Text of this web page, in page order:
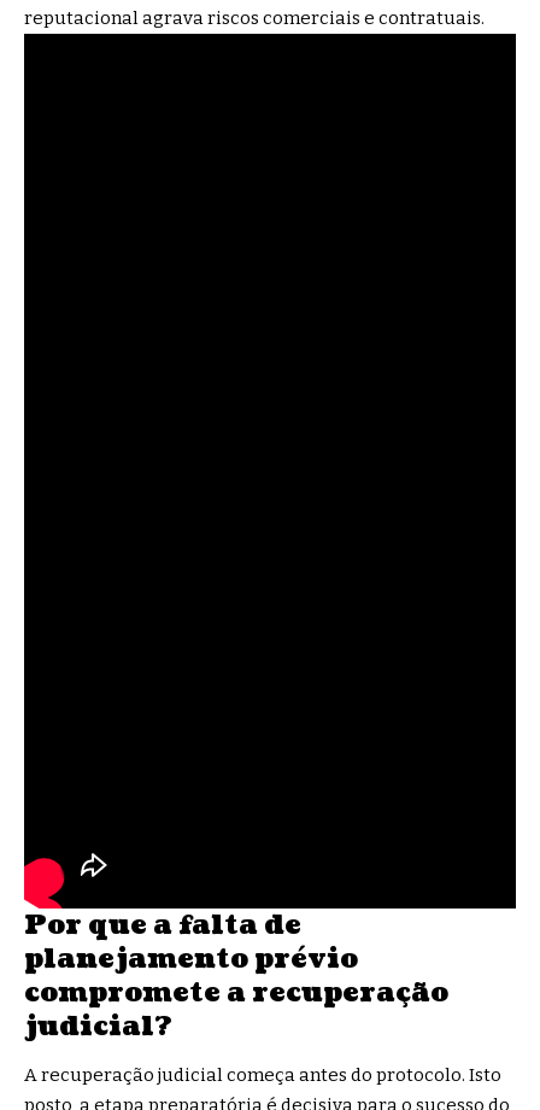
reputacional agrava riscos comerciais e contratuais.
Por que a falta de
planejamento prévio
compromete a recuperação
judicial?
A recuperação judicial começa antes do protocolo. Isto
posto, a etapa preparatória é decisiva para o sucesso do